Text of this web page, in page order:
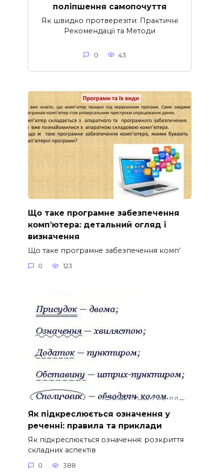
поліпшення самопочуття
Як швидко протверезіти: Практичні
Рекомендації та Методи
0 43
Що таке програмне забезпечення
комп’ютера: детальний огляд і
визначення
Що таке програмне забезпечення комп’
0 123
Як підкреслюється означення у
реченні: правила та приклади
Як підкреслюється означення: розкриття
складних аспектів
0 388